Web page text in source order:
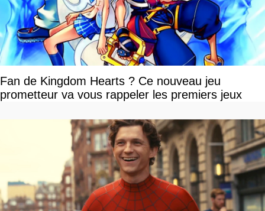
Fan de Kingdom Hearts ? Ce nouveau jeu
prometteur va vous rappeler les premiers jeux